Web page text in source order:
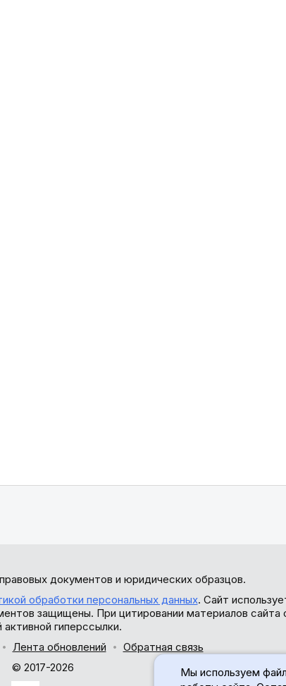
документов и юридических образцов.
обработки персональных данных. Сайт
защищены. При цитировании материалов сайта
активной гиперссылки.
Лента обновлений
Обратная связь
© 2017-2026
Мы используем